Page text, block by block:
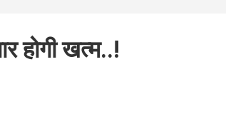
होगी खत्म..!